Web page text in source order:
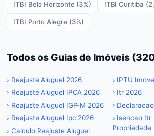
ITBI Belo Horizonte (3%) ITBI Curitiba
ITBI Porto Alegre (3%)
Todos os Guias de Imóveis (320
› Reajuste Aluguel 2026
› Reajuste Aluguel IPCA 2026
› Reajuste Aluguel IGP-M 2026
› Reajuste Aluguel Ipc 2026
› Calculo Reajuste Aluguel
› IPTU
› Itr 2026
›
› Isencao Itr
Propriedade